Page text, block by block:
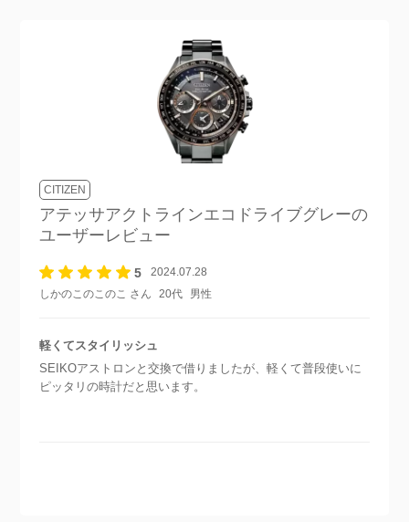
CITIZEN
アテッサアクトラインエコドライブグレーの
ユーザーレビュー
5
2024.07.28
しかのこのこのこ さん
20代 男性
軽くてスタイリッシュ
SEIKOアストロンと交換で借りましたが、軽くて普段使いに
ピッタリの時計だと思います。